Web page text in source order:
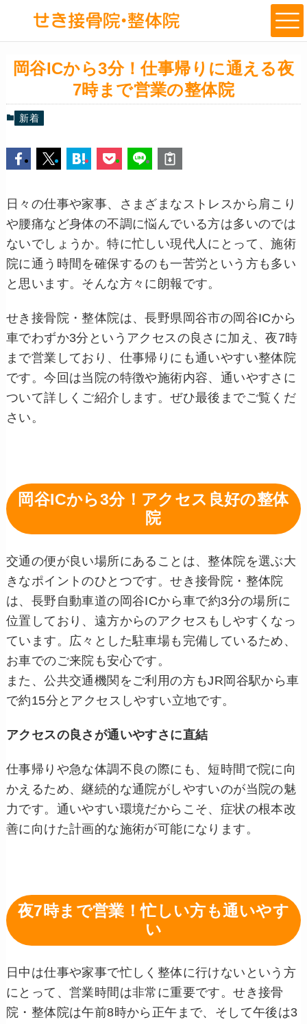
岡谷ICから3分！仕事帰りに通える夜
7時まで営業の整体院
新着
日々の仕事や家事、さまざまなストレスから肩こり
や腰痛など身体の不調に悩んでいる方は多いのでは
ないでしょうか。特に忙しい現代人にとって、施術
院に通う時間を確保するのも一苦労という方も多い
と思います。そんな方々に朗報です。
せき接骨院・整体院は、長野県岡谷市の岡谷ICから
車でわずか3分というアクセスの良さに加え、夜7時
まで営業しており、仕事帰りにも通いやすい整体院
です。今回は当院の特徴や施術内容、通いやすさに
ついて詳しくご紹介します。ぜひ最後までご覧くだ
さい。
岡谷ICから3分！アクセス良好の整体
院
交通の便が良い場所にあることは、整体院を選ぶ大
きなポイントのひとつです。せき接骨院・整体院
は、長野自動車道の岡谷ICから車で約3分の場所に
位置しており、遠方からのアクセスもしやすくなっ
ています。広々とした駐車場も完備しているため、
お車でのご来院も安心です。
また、公共交通機関をご利用の方もJR岡谷駅から車
で約15分とアクセスしやすい立地です。
アクセスの良さが通いやすさに直結
仕事帰りや急な体調不良の際にも、短時間で院に向
かえるため、継続的な通院がしやすいのが当院の魅
力です。通いやすい環境だからこそ、症状の根本改
善に向けた計画的な施術が可能になります。
夜7時まで営業！忙しい方も通いやす
い
日中は仕事や家事で忙しく整体に行けないという方
にとって、営業時間は非常に重要です。せき接骨
院・整体院は午前8時から正午まで、そして午後は3